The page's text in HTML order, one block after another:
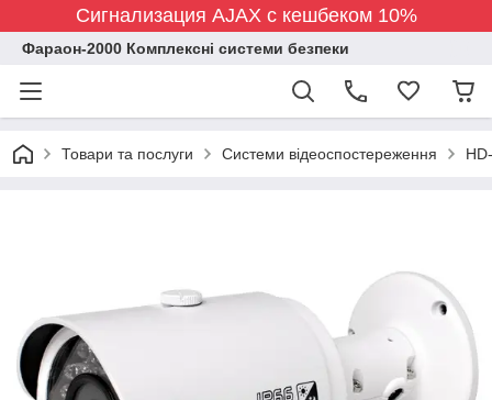
Сигнализация AJAX с кешбеком 10%
Фараон-2000 Комплексні системи безпеки
Товари та послуги Системи відеоспостереження